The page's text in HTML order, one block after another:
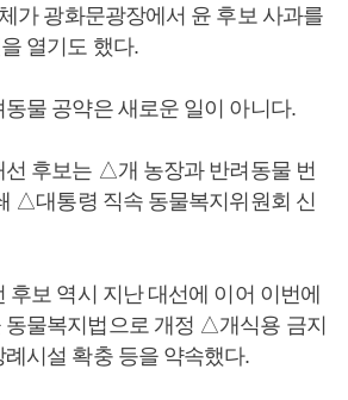
가 광화문광장에서 윤 후보 사과를
열기도 했다.
물 공약은 새로운 일이 아니다.
선 후보는 △개 농장과 반려동물 번
△대통령 직속 동물복지위원회 신
후보 역시 지난 대선에 이어 이번에
물복지법으로 개정 △개식용 금지
시설 확충 등을 약속했다.